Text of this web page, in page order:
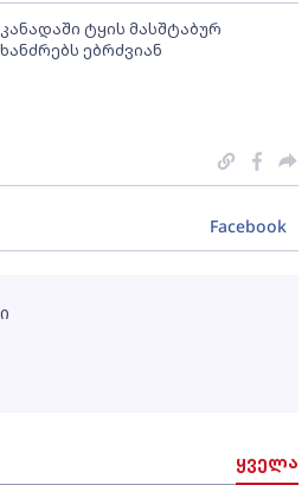
კანადაში ტყის მასშტაბურ
ხანძრებს ებრძვიან
ყველა
Facebook